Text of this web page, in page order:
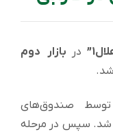
در بازار دوم
صندوق‌های
شد. سپس در مرحله